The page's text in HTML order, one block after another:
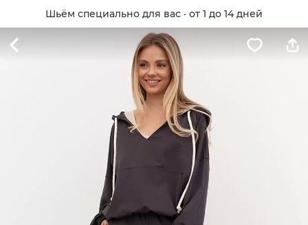
Шьём специально для вас · от 1 до 14 дней